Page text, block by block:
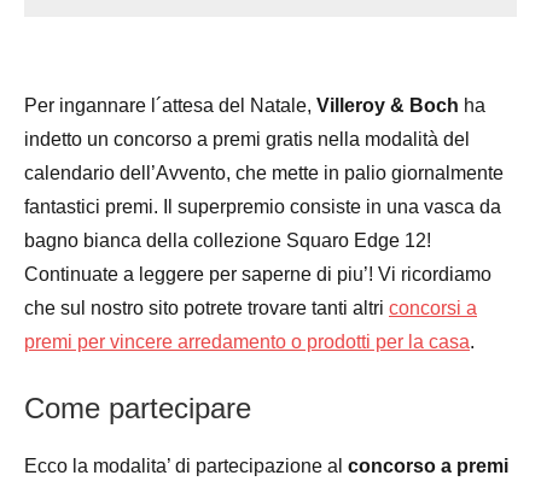
Per ingannare l´attesa del Natale, Villeroy & Boch ha
indetto un concorso a premi gratis nella modalità del
calendario dell’Avvento, che mette in palio giornalmente
fantastici premi. Il superpremio consiste in una vasca da
bagno bianca della collezione Squaro Edge 12!
Continuate a leggere per saperne di piu’! Vi ricordiamo
che sul nostro sito potrete trovare tanti altri concorsi a
premi per vincere arredamento o prodotti per la casa.
Come partecipare
Ecco la modalita’ di partecipazione al concorso a premi